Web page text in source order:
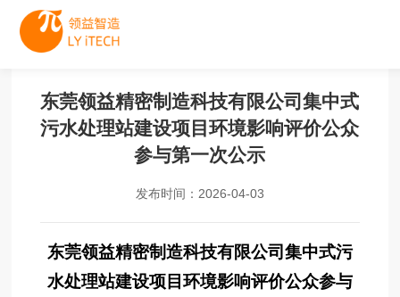
东莞领益精密制造科技有限公司集中式
污水处理站建设项目环境影响评价公众
参与第一次公示
发布时间：2026-04-03
东莞领益精密制造科技有限公司集中式污
水处理站建设项目环境影响评价公众参与